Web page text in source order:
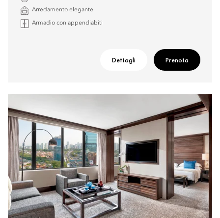
Arredamento elegante
Armadio con appendiabiti
Dettagli Prenota